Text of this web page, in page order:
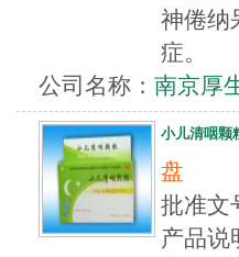
神倦纳
症。
公司名称： 南京厚
小儿清咽颗
盘
批准
产品